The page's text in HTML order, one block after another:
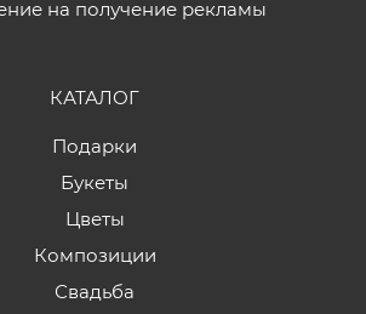
на получение рекламы
КАТАЛОГ
Подарки
Букеты
Цветы
Композиции
Свадьба